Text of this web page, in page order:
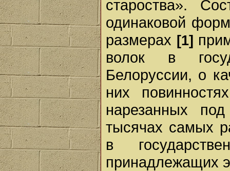
староства».
одинаковой
размерах [1]
волок в
Белоруссии, о
них
нарезанных
тысячах самых
в
принадлежащих